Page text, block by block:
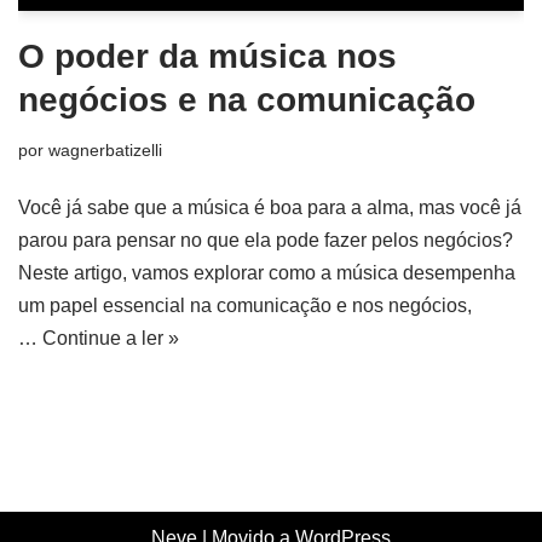
O poder da música nos
negócios e na comunicação
por wagnerbatizelli
Você já sabe que a música é boa para a alma, mas você já
parou para pensar no que ela pode fazer pelos negócios?
Neste artigo, vamos explorar como a música desempenha
um papel essencial na comunicação e nos negócios,
… Continue a ler »
Neve | Movido a WordPress